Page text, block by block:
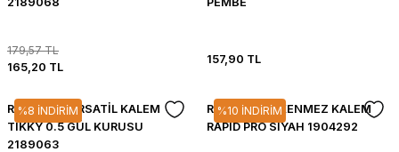
179,57 TL
165,20 TL
157,90 TL
%8 İNDİRİM
ROTRİNG VERSATİL KALEM
TIKKY 0.5 GÜL KURUSU
2189063
%10 İNDİRİM
ROTRİNG TÜKENMEZ KALEM
RAPID PRO SİYAH 1904292